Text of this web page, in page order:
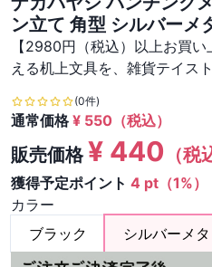
ン立て 角型 シルバーメ
【2980円（税込）以上お買
える机上文具を、雑貨テイス
(0件)
通常価格¥ 550 （税込）
販売価格¥ 440 （税
獲得予定ポイント 4 pt（1%）
カラー
ブラック
シルバーメ